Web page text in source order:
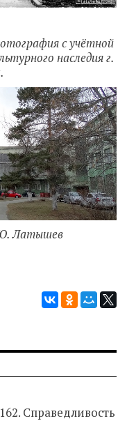
с учётной
наследия г.
Латышев
Справедливость